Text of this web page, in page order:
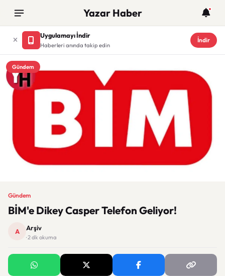
Yazar Haber
Uygulamayı İndir
Haberleri anında takip edin
İndir
Gündem
Gündem
BİM'e Dikey Casper Telefon Geliyor!
A Arşiv
· 2 dk okuma